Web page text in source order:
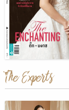
The Experts